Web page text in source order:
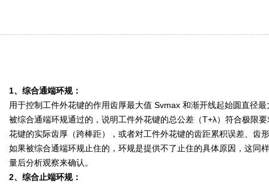
1、综合通端环规：
用于控制工件外花键的作用齿厚最大值 Svmax 和渐开线起始圆直径
被综合通端环规通过的，说明工件外花键的总公差（T+λ）符合极限
花键的实际齿厚（跨棒距），或者对工件外花键的齿距累积误差、齿
如果被综合通端环规止住的，环规是提供不了止住的具体原因，这同
量后分析观察来确认。
2、综合止端环规：